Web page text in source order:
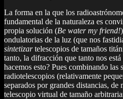
La forma en la que los
fundamental de la naturaleza es
propia solución (Be water my friend!
ondulatorias de la luz (que nos
sintetizartelescopios de tamaños
tanto, la difracción que tanto nos
hacemos esto? Pues combinando las
radiotelescopios (relativamente
separados por grandes distancias, de
telescopio virtual de tamaño